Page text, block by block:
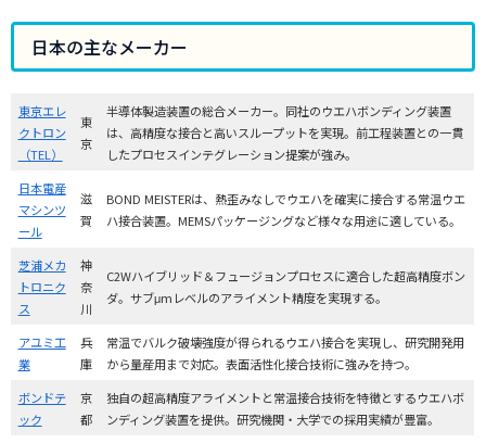
日本の主なメーカー
東京エレ
クトロン
（TEL）
東
京
半導体製造装置の総合メーカー。同社のウエハボンディング装置
は、高精度な接合と高いスループットを実現。前工程装置との一貫
したプロセスインテグレーション提案が強み。
日本電産
マシンツ
ール
滋
賀
BOND MEISTERは、熱歪みなしでウエハを確実に接合する常温ウエ
ハ接合装置。MEMSパッケージングなど様々な用途に適している。
芝浦メカ
トロニク
ス
神
奈
川
C2Wハイブリッド＆フュージョンプロセスに適合した超高精度ボン
ダ。サブμmレベルのアライメント精度を実現する。
アユミ工
業
兵
庫
常温でバルク破壊強度が得られるウエハ接合を実現し、研究開発用
から量産用まで対応。表面活性化接合技術に強みを持つ。
ボンドテ
ック
京
都
独自の超高精度アライメントと常温接合技術を特徴とするウエハボ
ンディング装置を提供。研究機関・大学での採用実績が豊富。